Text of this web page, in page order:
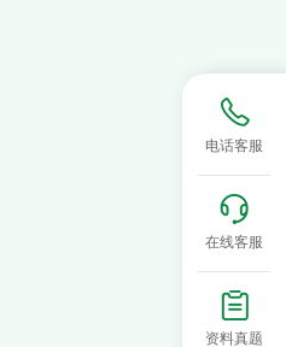
电话客服
在线客服
资料真题